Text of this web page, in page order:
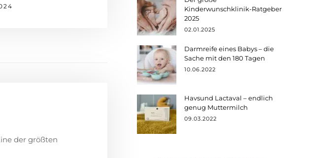
der größten
Kinderwunschklinik-Ratgeber
2025
02.01.2025
Darmreife eines Babys – die
Sache mit den 180 Tagen
10.06.2022
Havsund Lactaval – endlich
genug Muttermilch
09.03.2022